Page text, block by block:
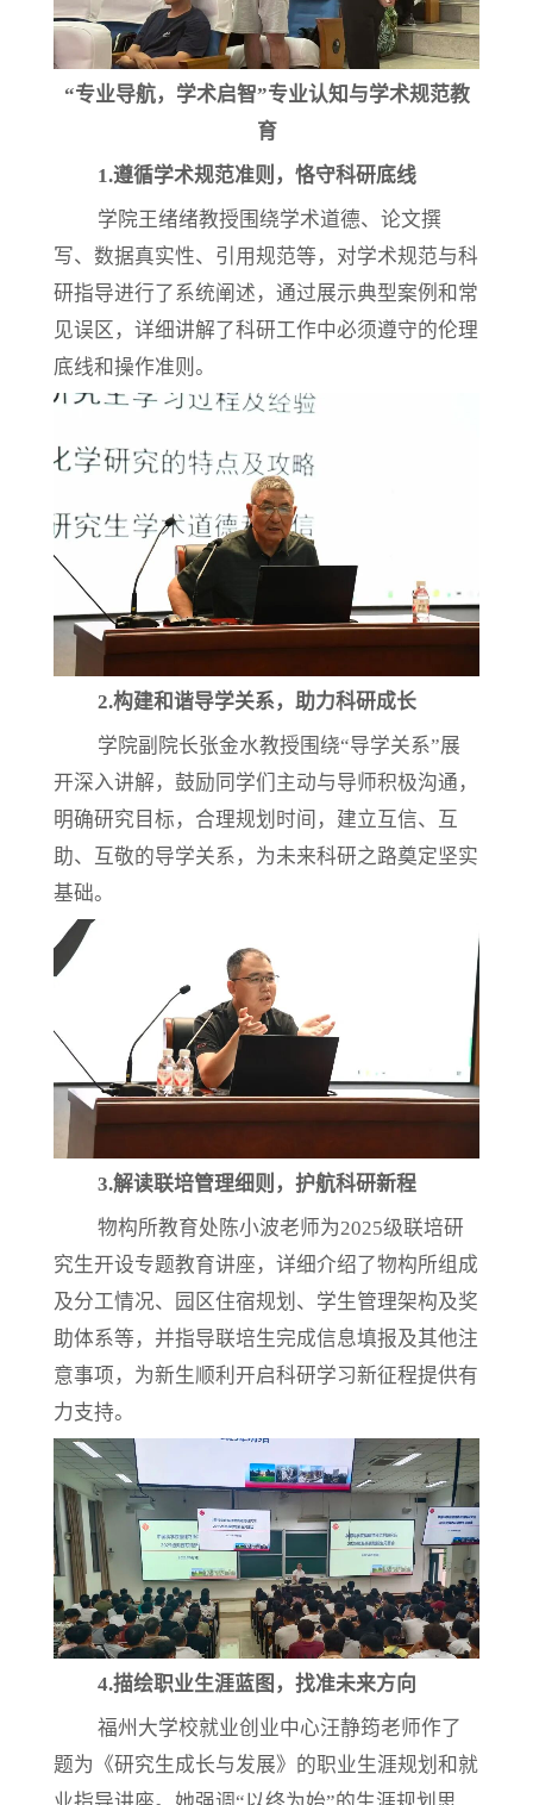
“专业导航，学术启智”专业认知与学术规范教
育
1.遵循学术规范准则，恪守科研底线
学院王绪绪教授围绕学术道德、论文撰
写、数据真实性、引用规范等，对学术规范与科
研指导进行了系统阐述，通过展示典型案例和常
见误区，详细讲解了科研工作中必须遵守的伦理
底线和操作准则。
2.构建和谐导学关系，助力科研成长
学院副院长张金水教授围绕“导学关系”展
开深入讲解，鼓励同学们主动与导师积极沟通，
明确研究目标，合理规划时间，建立互信、互
助、互敬的导学关系，为未来科研之路奠定坚实
基础。
3.解读联培管理细则，护航科研新程
物构所教育处陈小波老师为2025级联培研
究生开设专题教育讲座，详细介绍了物构所组成
及分工情况、园区住宿规划、学生管理架构及奖
助体系等，并指导联培生完成信息填报及其他注
意事项，为新生顺利开启科研学习新征程提供有
力支持。
4.描绘职业生涯蓝图，找准未来方向
福州大学校就业创业中心汪静筠老师作了
题为《研究生成长与发展》的职业生涯规划和就